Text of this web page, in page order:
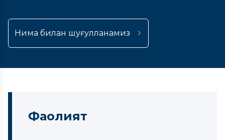
Нима билан шуғулланамиз
Фаолият